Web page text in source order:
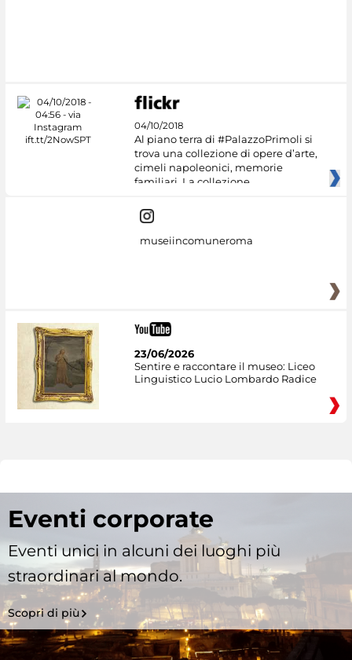
04/10/2018
Al piano terra di #PalazzoPrimoli si
trova una collezione di opere d’arte,
cimeli napoleonici, memorie
familiari. La collezione
museiincomuneroma
23/06/2026
Sentire e raccontare il museo: Liceo
Linguistico Lucio Lombardo Radice
Eventi corporate
Eventi unici in alcuni dei luoghi più
straordinari al mondo.
Scopri di più